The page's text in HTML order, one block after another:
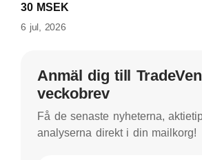
30 MSEK
6 jul, 2026
Anmäl dig till
veckobrev
Få de senaste nyheterna,
analyserna direkt i din mailkorg!